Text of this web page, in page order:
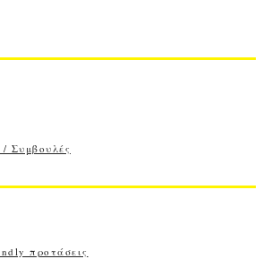
Συμβουλές
προτάσεις